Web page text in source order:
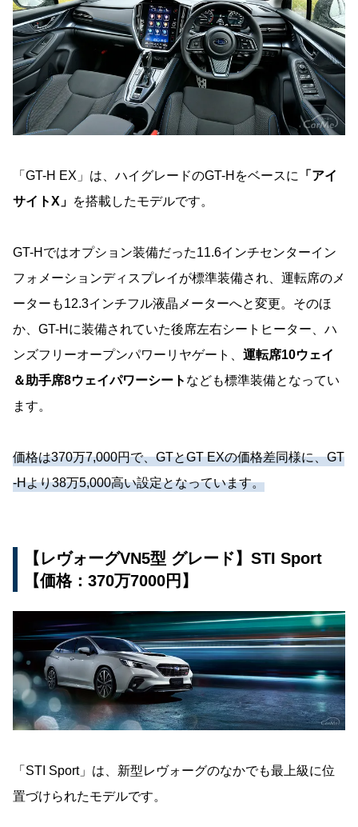
「GT-H EX」は、ハイグレードのGT-Hをベースに
「アイ
サイトX」 を搭載したモデルです。
GT-Hではオプション装備だった11.6インチセンターイン
フォメーションディスプレイが標準装備され、運転席のメ
ーターも12.3インチフル液晶メーターへと変更。そのほ
か、GT-Hに装備されていた後席左右シートヒーター、ハ
ンズフリーオープンパワーリヤゲート、 運転席10ウェイ
＆助手席8ウェイパワーシート なども標準装備となってい
ます。
価格は370万7,000円で、GTとGT EXの価格差同様に、GT
-Hより38万5,000高い設定となっています。
【レヴォーグVN5型 グレード】STI Sport
【価格：370万7000円】
「STI Sport」は、新型レヴォーグのなかでも最上級に位
置づけられたモデルです。